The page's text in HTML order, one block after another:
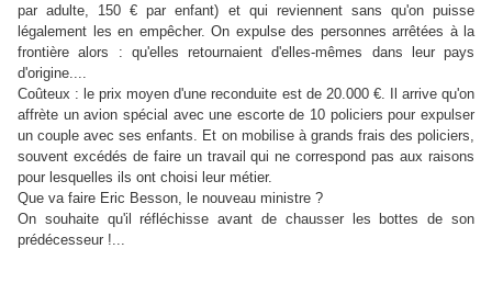
par adulte, 150 € par enfant) et qui reviennent sans qu'on puisse
légalement les en empêcher. On expulse des personnes arrêtées à la
frontière alors : qu'elles retournaient d'elles-mêmes dans leur pays
d'origine....
Coûteux : le prix moyen d'une reconduite est de 20.000 €. Il arrive qu'on
affrète un avion spécial avec une escorte de 10 policiers pour expulser
un couple avec ses enfants. Et on mobilise à grands frais des policiers,
souvent excédés de faire un travail qui ne correspond pas aux raisons
pour lesquelles ils ont choisi leur métier.
Que va faire Eric Besson, le nouveau ministre ?
On souhaite qu'il réfléchisse avant de chausser les bottes de son
prédécesseur !...